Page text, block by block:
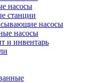
насосы
станции
насосы
насосы
и инвентарь